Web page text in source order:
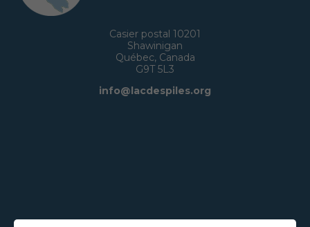
Casier postal 10201
Shawinigan
Québec, Canada
G9T 5L3
info@lacdespiles.org